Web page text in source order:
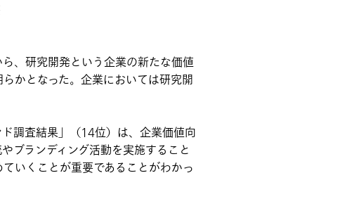
、研究開発という企業の新たな価値
かとなった。企業においては研究開
調査結果」（14位）は、企業価値向
ブランディング活動を実施すること
いくことが重要であることがわかっ